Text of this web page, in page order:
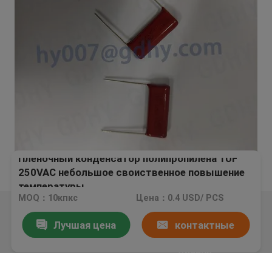
Пленочный конденсатор полипропилена 1UF
250VAC небольшое своиственное повышение
температуры
MOQ：10кпкс Цена：0.4 USD/ PCS
Лучшая цена контактные